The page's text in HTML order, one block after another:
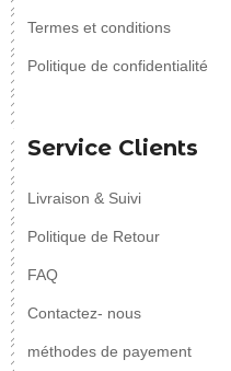
Termes et conditions
Politique de confidentialité
Service Clients
Livraison & Suivi
Politique de Retour
FAQ
Contactez- nous
méthodes de payement